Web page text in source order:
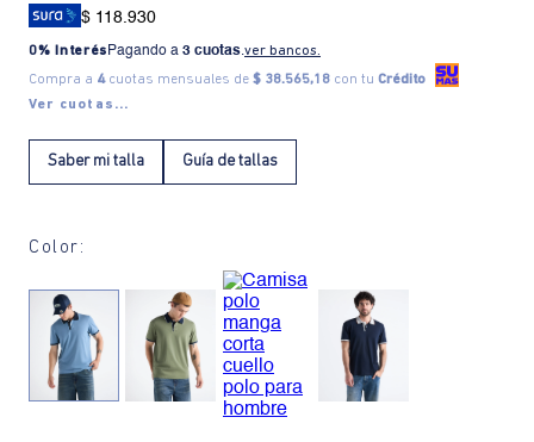
$ 118.930
0% Interés Pagando a 3 cuotas.ver bancos.
Compra a 4cuotas mensuales de $ 38.565,18 con tu Crédito
Ver cuotas...
Saber mi talla Guía de tallas
Color: